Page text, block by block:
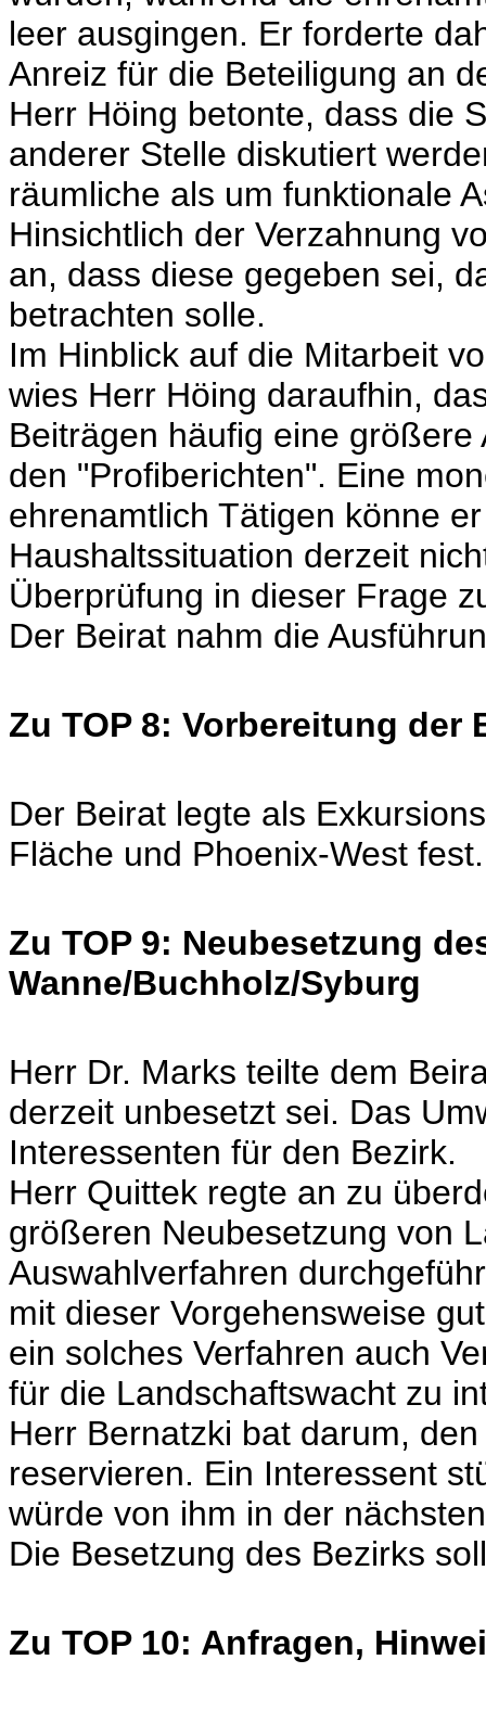
leer ausgingen. Er forderte
Anreiz für die Beteiligung an
Herr Höing betonte, dass die
anderer Stelle diskutiert
räumliche als um funktionale
Hinsichtlich der Verzahnung
an, dass diese gegeben sei,
betrachten solle.
Im Hinblick auf die Mitarbeit
wies Herr Höing daraufhin,
Beiträgen häufig eine
den "Profiberichten". Eine
ehrenamtlich Tätigen könne
Haushaltssituation derzeit
Überprüfung in dieser Frage
Der Beirat nahm die
Zu TOP 8: Vorbereitung der
Der Beirat legte als
Fläche und Phoenix-West fest.
Zu TOP 9: Neubesetzung
Wanne/Buchholz/Syburg
Herr Dr. Marks teilte dem
derzeit unbesetzt sei. Das
Interessenten für den Bezirk.
Herr Quittek regte an zu
größeren Neubesetzung von
Auswahlverfahren
mit dieser Vorgehensweise
ein solches Verfahren auch
für die Landschaftswacht zu
Herr Bernatzki bat darum,
reservieren. Ein Interessent
würde von ihm in der
Die Besetzung des Bezirks
Zu TOP 10: Anfragen,